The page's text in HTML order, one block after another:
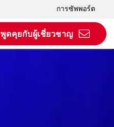
การซัพพอร์ต
พูดคุยกับผู้เชี่ยวชาญ